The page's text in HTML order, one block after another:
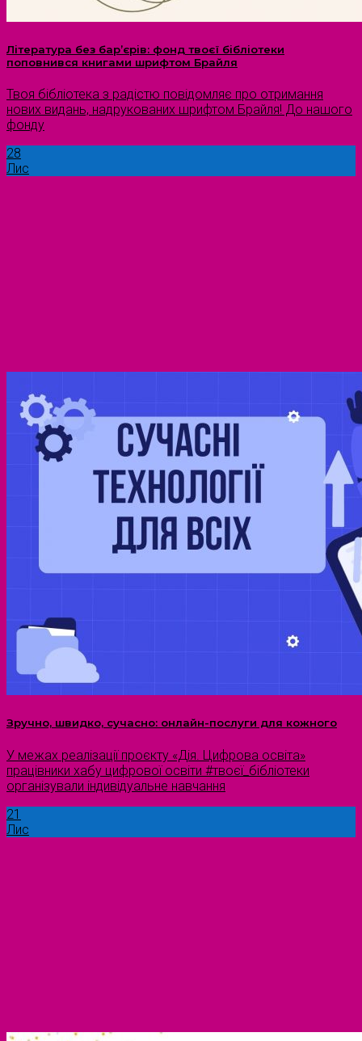
Література без бар’єрів: фонд твоєї бібліотеки
поповнився книгами шрифтом Брайля
Твоя бібліотека з радістю повідомляє про отримання
нових видань, надрукованих шрифтом Брайля! До нашого
фонду
28
Лис
Зручно, швидко, сучасно: онлайн-послуги для кожного
У межах реалізації проєкту «Дія. Цифрова освіта»
працівники хабу цифрової освіти #твоєї_бібліотеки
організували індивідуальне навчання
21
Лис